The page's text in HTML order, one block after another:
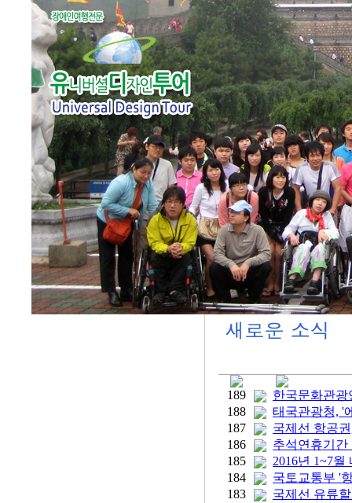
189
한국문화관광
188
태국관광청, '
187
국제선 항공
186
추석연휴기간
185
2016년 1~7
184
국토교통부 '
183
국제선 유류